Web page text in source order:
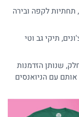
לקפה ובירה
תיקי גב וטי
שנותן הזדמנות
עם הניואנסים